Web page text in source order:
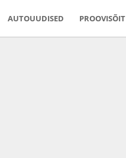
AUTOUUDISED PROOVISÕIT